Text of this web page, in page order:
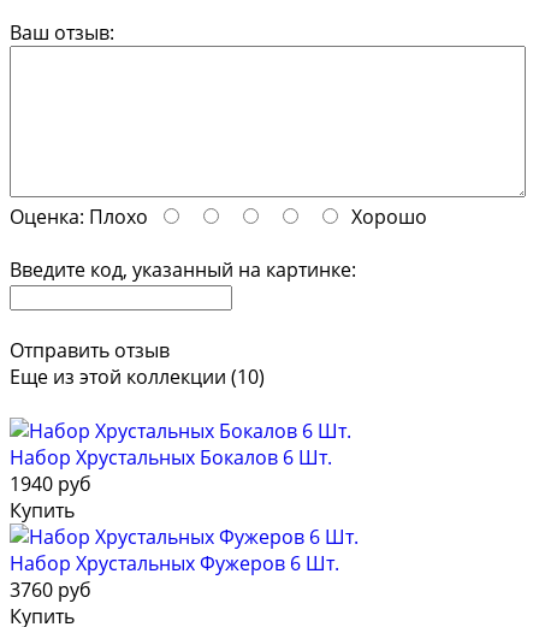
Ваш отзыв:
Оценка: Плохо
Хорошо
Введите код, указанный на картинке:
Отправить отзыв
Еще из этой коллекции (10)
Набор Хрустальных Бокалов 6 Шт.
1940 руб
Купить
Набор Хрустальных Фужеров 6 Шт.
3760 руб
Купить